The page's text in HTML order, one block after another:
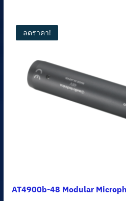
ลดราคา!
AT4900b-48 Modular